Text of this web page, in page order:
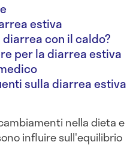
estiva
con il caldo?
per la diarrea estiva
sulla diarrea estiva
nella dieta e
influire sull'equilibrio